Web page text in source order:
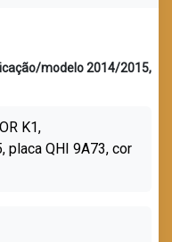
modelo 2014/2015,
K1,
QHI 9A73, cor